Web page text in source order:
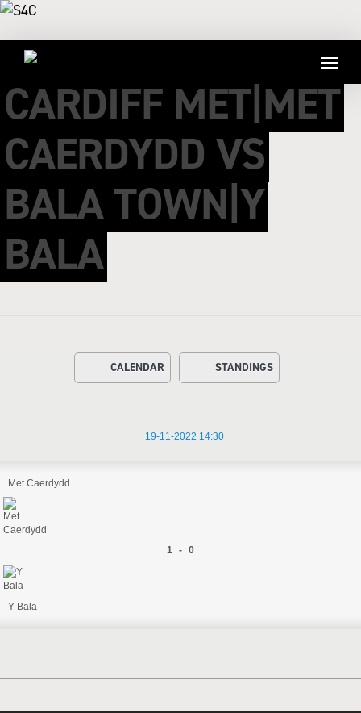
CARDIFF MET|MET
CAERDYDD VS
BALA TOWN|Y
BALA
CALENDAR STANDINGS
19-11-2022 14:30
Met Caerdydd
1 - 0
Y Bala